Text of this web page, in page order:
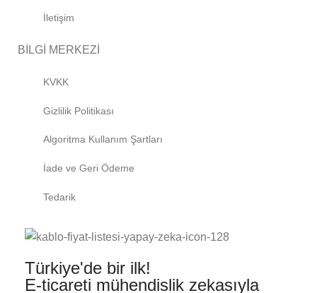
İletişim
BİLGİ MERKEZİ
KVKK
Gizlilik Politikası
Algoritma Kullanım Şartları
İade ve Geri Ödeme
Tedarik
Türkiye'de bir ilk!
E-ticareti mühendislik zekasıyla